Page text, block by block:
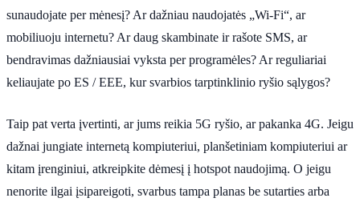
sunaudojate per mėnesį? Ar dažniau naudojatės „Wi-Fi“, ar
mobiliuoju internetu? Ar daug skambinate ir rašote SMS, ar
bendravimas dažniausiai vyksta per programėles? Ar reguliariai
keliaujate po ES / EEE, kur svarbios tarptinklinio ryšio sąlygos?
Taip pat verta įvertinti, ar jums reikia 5G ryšio, ar pakanka 4G. Jeigu
dažnai jungiate internetą kompiuteriui, planšetiniam kompiuteriui ar
kitam įrenginiui, atkreipkite dėmesį į hotspot naudojimą. O jeigu
nenorite ilgai įsipareigoti, svarbus tampa planas be sutarties arba